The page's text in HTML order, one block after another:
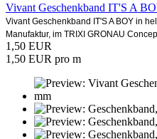
Vivant Geschenkband IT'S A
Vivant Geschenkband IT'S A BOY in
Manufaktur, im TRIXI GRONAU
1,50 EUR
1,50 EUR pro m